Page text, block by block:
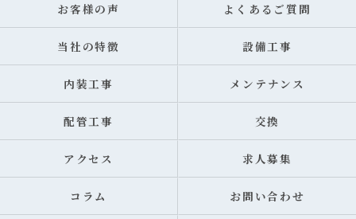
お客様の声 よくあるご質問
当社の特徴 設備工事
内装工事 メンテナンス
配管工事 交換
アクセス 求人募集
コラム お問い合わせ